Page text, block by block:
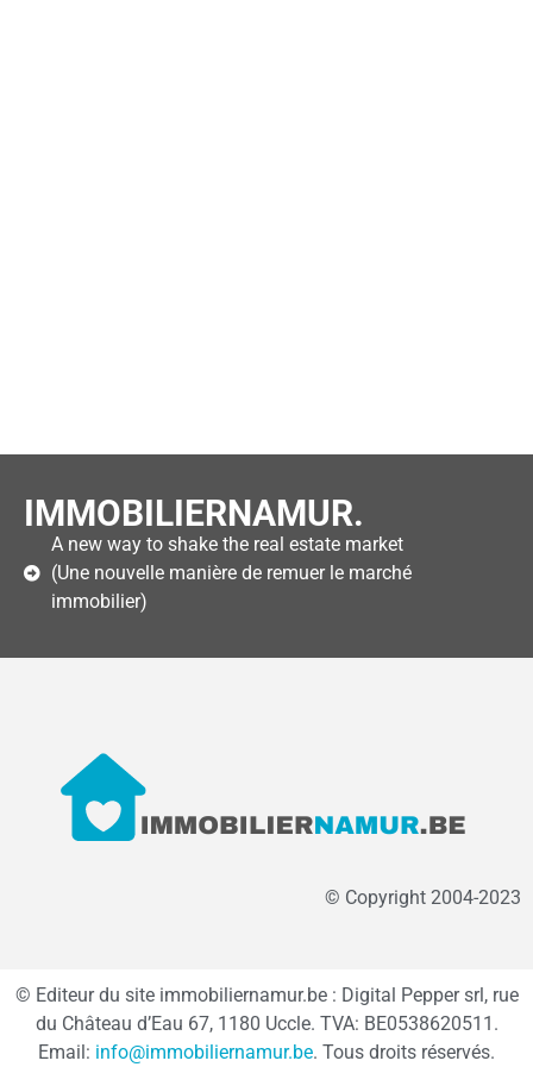
IMMOBILIERNAMUR.
A new way to shake the real estate market
(Une nouvelle manière de remuer le marché
immobilier)
© Copyright 2004-2023
© Editeur du site immobiliernamur.be : Digital Pepper srl, rue
du Château d’Eau 67, 1180 Uccle. TVA: BE0538620511.
Email: info@immobiliernamur.be. Tous droits réservés.